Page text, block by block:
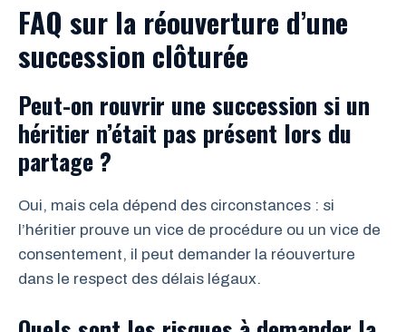
FAQ sur la réouverture d’une
succession clôturée
Peut-on rouvrir une succession si un
héritier n’était pas présent lors du
partage ?
Oui, mais cela dépend des circonstances : si
l’héritier prouve un vice de procédure ou un vice de
consentement, il peut demander la réouverture
dans le respect des délais légaux.